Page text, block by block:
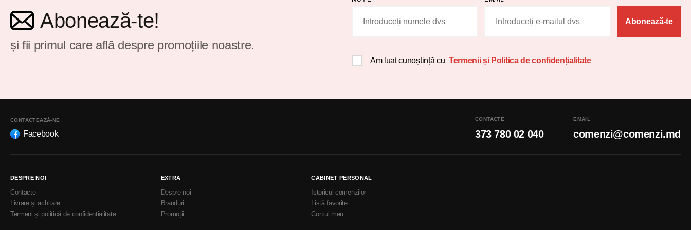
Abonează-te!
și fii primul care află despre promoțiile noastre.
Abonează-te
Am luat cunoștință cu Termenii și Politica de confidențialitate
CONTACTEAZĂ-NE
Facebook
CONTACTE
373 780 02 040
EMAIL
comenzi@comenzi.md
DESPRE NOI
Contacte
Livrare și achitare
Termeni și politică de confidențialitate
EXTRA
Despre noi
Branduri
Promoții
CABINET PERSONAL
Istoricul comenzilor
Listă favorite
Contul meu